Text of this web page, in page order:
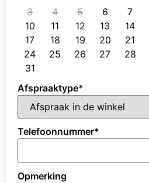
3
4 5 6 7
10
11 12 13 14
17
18 19 20 21
24
25 26 27 28
31
Afspraaktype*
Telefoonnummer*
Opmerking